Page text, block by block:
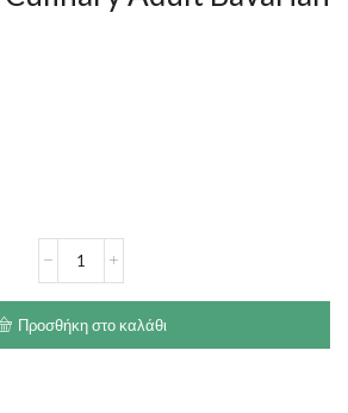
Bavarian
Beef
Προσθήκη στο καλάθι